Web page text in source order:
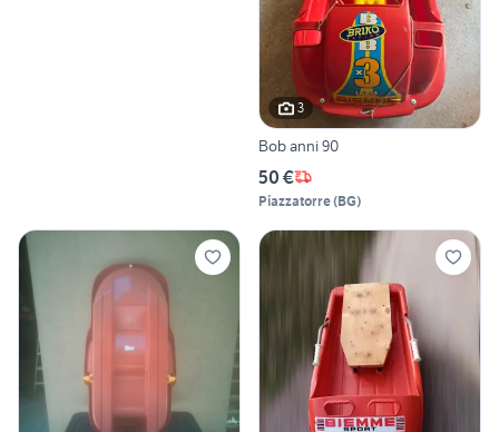
3
Bob anni 90
50 €
Piazzatorre(BG)